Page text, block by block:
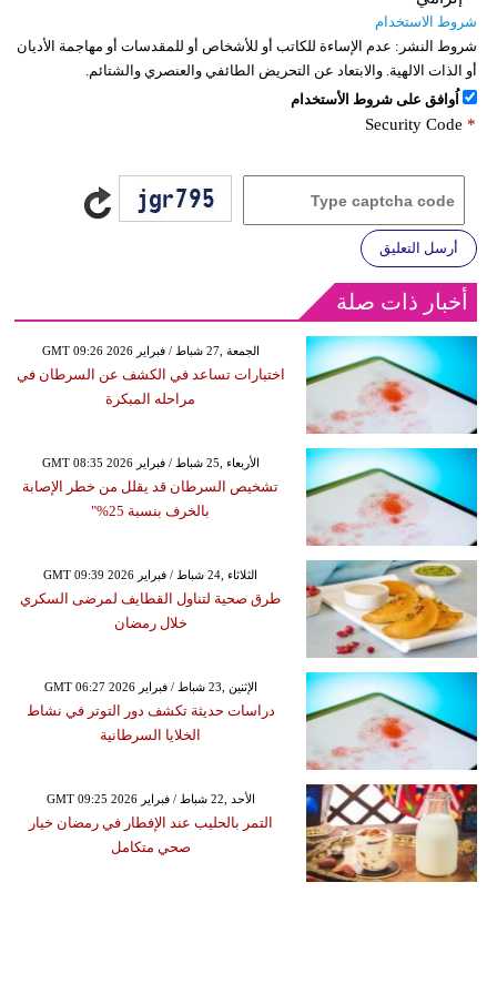
شروط الاستخدام
شروط النشر: عدم الإساءة للكاتب أو للأشخاص أو للمقدسات أو مهاجمة الأديان
أو الذات الالهية. والابتعاد عن التحريض الطائفي والعنصري والشتائم.
اُوافق على شروط الأستخدام
Security Code *
أرسل التعليق
أخبار ذات صلة
GMT 09:26 2026 الجمعة ,27 شباط / فبراير
اختبارات تساعد في الكشف عن السرطان في
مراحله المبكرة
GMT 08:35 2026 الأربعاء ,25 شباط / فبراير
تشخيص السرطان قد يقلل من خطر الإصابة
بالخرف بنسبة 25%"
GMT 09:39 2026 الثلاثاء ,24 شباط / فبراير
طرق صحية لتناول القطايف لمرضى السكري
خلال رمضان
GMT 06:27 2026 الإثنين ,23 شباط / فبراير
دراسات حديثة تكشف دور التوتر في نشاط
الخلايا السرطانية
GMT 09:25 2026 الأحد ,22 شباط / فبراير
التمر بالحليب عند الإفطار في رمضان خيار
صحي متكامل